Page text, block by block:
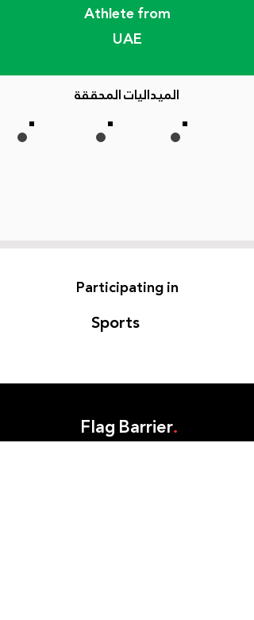
Athlete from
UAE
الميداليات المحققة
Participating in
Sports
Flag Barrier.